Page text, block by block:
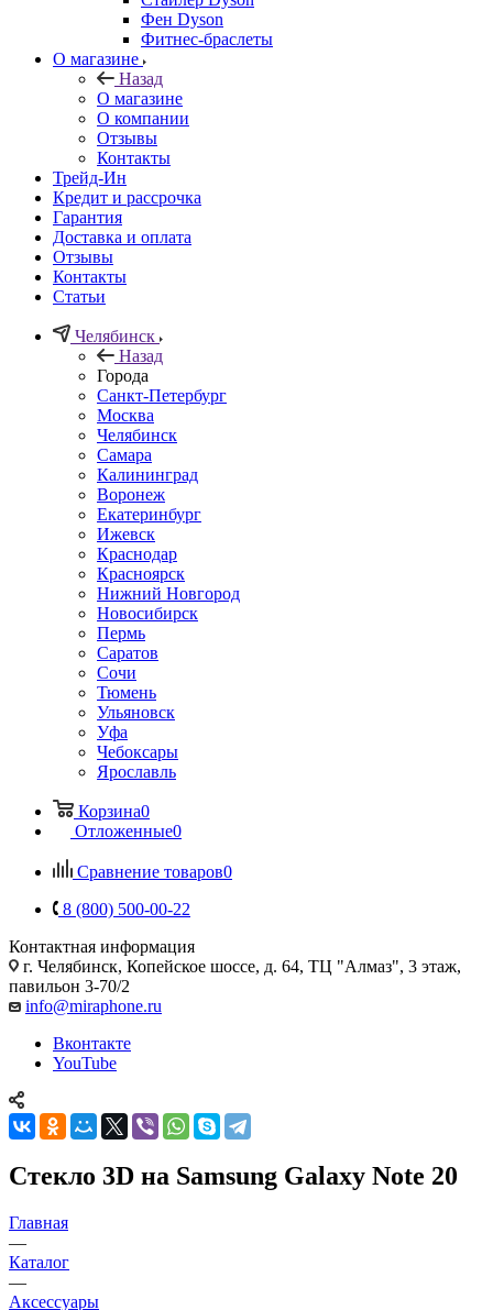
Фен Dyson
Фитнес-браслеты
О магазине
Назад
О магазине
О компании
Отзывы
Контакты
Трейд-Ин
Кредит и рассрочка
Гарантия
Доставка и оплата
Отзывы
Контакты
Статьи
Челябинск
Назад
Города
Санкт-Петербург
Москва
Челябинск
Самара
Калининград
Воронеж
Екатеринбург
Ижевск
Краснодар
Красноярск
Нижний Новгород
Новосибирск
Пермь
Саратов
Сочи
Тюмень
Ульяновск
Уфа
Чебоксары
Ярославль
Корзина0
Отложенные0
Сравнение товаров0
8 (800) 500-00-22
Контактная информация
г. Челябинск, Копейское шоссе, д. 64, ТЦ "Алмаз", 3 этаж,
павильон 3-70/2
info@miraphone.ru
Вконтакте
YouTube
Стекло 3D на Samsung Galaxy Note 20
Главная
—
Каталог
—
Аксессуары